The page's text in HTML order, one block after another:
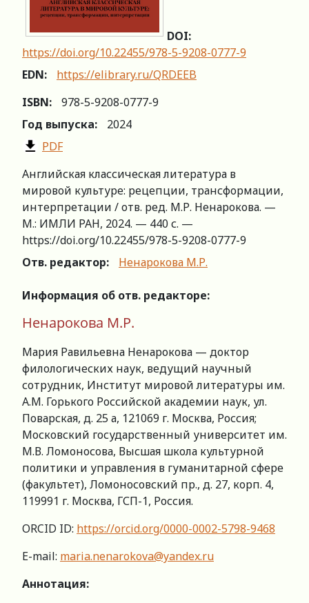
DOI:
https://doi.org/10.22455/978-5-9208-0777-9
EDN:
https://elibrary.ru/QRDEEB
ISBN:
978-5-9208-0777-9
Год выпуска:
2024
PDF
Английская классическая литература в
мировой культуре: рецепции, трансформации,
интерпретации / отв. ред. М.Р. Ненарокова. —
М.: ИМЛИ РАН, 2024. — 440 с. —
https://doi.org/10.22455/978-5-9208-0777-9
Отв. редактор:
Ненарокова М.Р.
Информация об отв. редакторе:
Ненарокова М.Р.
Мария Равильевна Ненарокова — доктор
филологических наук, ведущий научный
сотрудник, Институт мировой литературы им.
А.М. Горького Российской академии наук, ул.
Поварская, д. 25 а, 121069 г. Москва, Россия;
Московский государственный университет им.
М.В. Ломоносова, Высшая школа культурной
политики и управления в гуманитарной сфере
(факультет), Ломоносовский пр., д. 27, корп. 4,
119991 г. Москва, ГСП-1, Россия.
ORCID ID: https://orcid.org/0000-0002-5798-9468
E-mail: maria.nenarokova@yandex.ru
Аннотация: